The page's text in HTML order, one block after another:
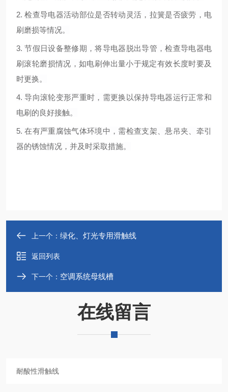
2.检查导电器活动部位是否转动灵活，拉簧是否疲劳，电
刷磨损等情况。
3.节假日设备整修期，将导电器脱出导管，检查导电器电
刷滚轮磨损情况，如电刷伸出量小于规定有效长度时要及
时更换。
4.导向滚轮变形严重时，需更换以保持导电器运行正常和
电刷的良好接触。
5.在有严重腐蚀气体环境中，需检查支架、悬吊夹、牵引
器的锈蚀情况，并及时采取措施。
上一个： 绿化、灯光专用滑触线
返回列表
下一个： 空调系统母线槽
在线留言